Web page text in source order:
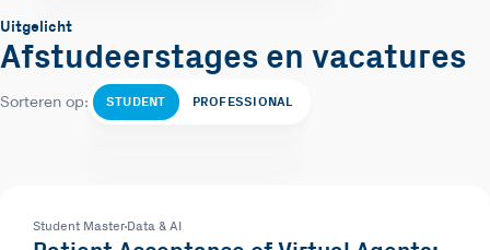
Uitgelicht
Afstudeerstages en vacatures
Sorteren op: STUDENT PROFESSIONAL
Student Master Data & AI